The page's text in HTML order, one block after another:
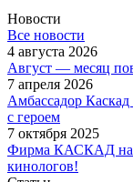
Новости
Все новости
4 августа 2026
Август — месяц
7 апреля 2026
Амбассадор
с героем
7 октября 2025
Фирма КАСКАД на
кинологов!